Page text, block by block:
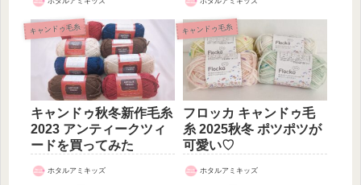
キャンドゥ毛糸
キャンドゥ秋冬新作毛糸
2023 アンティークツィ
ードを買ってみた
ホタルアミキッズ
キャンドゥ毛糸
フロッカ キャンドゥ毛
糸 2025秋冬 ポツポツが
可愛い♡
ホタルアミキッズ